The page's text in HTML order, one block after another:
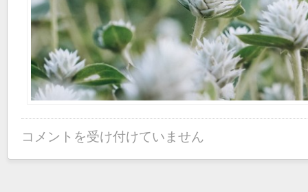
利
者
コメントを受け付けていません